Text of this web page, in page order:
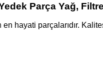
Parça Yağ,
en hayati parçalarıdır.